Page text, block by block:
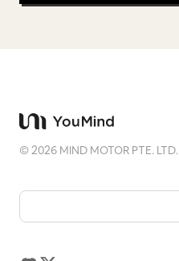
©2026 MIND MOTOR PTE. LTD.